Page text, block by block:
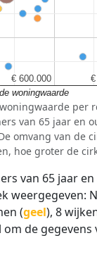
€ 600.000
€ 600.000
woningwaarde
per
van 65 jaar en
omvang van de
hoe groter de
van 65 jaar
weergegeven:
(geel), 8
om de